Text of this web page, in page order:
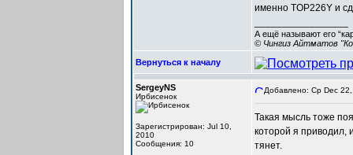
именно TOP226Y и
А ещё называют его
© Чингиз Айтматов
Вернуться к началу
SergeyNS
Ирбисенок
Зарегистрирован: Jul 10,
2010
Сообщения: 10
Добавлено: Ср Dec
Такая мысль тоже
которой я приводил,
тянет.